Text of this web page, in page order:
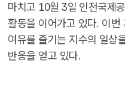
마치고 10월 3일 인천국제
활동을 이어가고 있다. 이번
여유를 즐기는 지수의 일상
반응을 얻고 있다.